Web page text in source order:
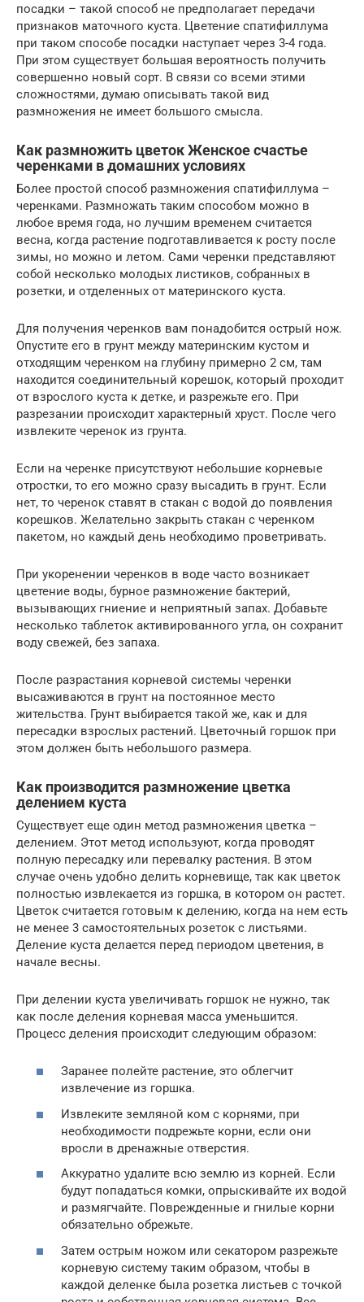
посадки – такой способ не предполагает передачи
признаков маточного куста. Цветение спатифиллума
при таком способе посадки наступает через 3-4 года.
При этом существует большая вероятность получить
совершенно новый сорт. В связи со всеми этими
сложностями, думаю описывать такой вид
размножения не имеет большого смысла.
Как размножить цветок Женское счастье
черенками в домашних условиях
Более простой способ размножения спатифиллума –
черенками. Размножать таким способом можно в
любое время года, но лучшим временем считается
весна, когда растение подготавливается к росту после
зимы, но можно и летом. Сами черенки представляют
собой несколько молодых листиков, собранных в
розетки, и отделенных от материнского куста.
Для получения черенков вам понадобится острый нож.
Опустите его в грунт между материнским кустом и
отходящим черенком на глубину примерно 2 см, там
находится соединительный корешок, который проходит
от взрослого куста к детке, и разрежьте его. При
разрезании происходит характерный хруст. После чего
извлеките черенок из грунта.
Если на черенке присутствуют небольшие корневые
отростки, то его можно сразу высадить в грунт. Если
нет, то черенок ставят в стакан с водой до появления
корешков. Желательно закрыть стакан с черенком
пакетом, но каждый день необходимо проветривать.
При укоренении черенков в воде часто возникает
цветение воды, бурное размножение бактерий,
вызывающих гниение и неприятный запах. Добавьте
несколько таблеток активированного угла, он сохранит
воду свежей, без запаха.
После разрастания корневой системы черенки
высаживаются в грунт на постоянное место
жительства. Грунт выбирается такой же, как и для
пересадки взрослых растений. Цветочный горшок при
этом должен быть небольшого размера.
Как производится размножение цветка
делением куста
Существует еще один метод размножения цветка –
делением. Этот метод используют, когда проводят
полную пересадку или перевалку растения. В этом
случае очень удобно делить корневище, так как цветок
полностью извлекается из горшка, в котором он растет.
Цветок считается готовым к делению, когда на нем есть
не менее 3 самостоятельных розеток с листьями.
Деление куста делается перед периодом цветения, в
начале весны.
При делении куста увеличивать горшок не нужно, так
как после деления корневая масса уменьшится.
Процесс деления происходит следующим образом:
Заранее полейте растение, это облегчит
извлечение из горшка.
Извлеките земляной ком с корнями, при
необходимости подрежьте корни, если они
вросли в дренажные отверстия.
Аккуратно удалите всю землю из корней. Если
будут попадаться комки, опрыскивайте их водой
и размягчайте. Поврежденные и гнилые корни
обязательно обрежьте.
Затем острым ножом или секатором разрежьте
корневую систему таким образом, чтобы в
каждой деленке была розетка листьев с точкой